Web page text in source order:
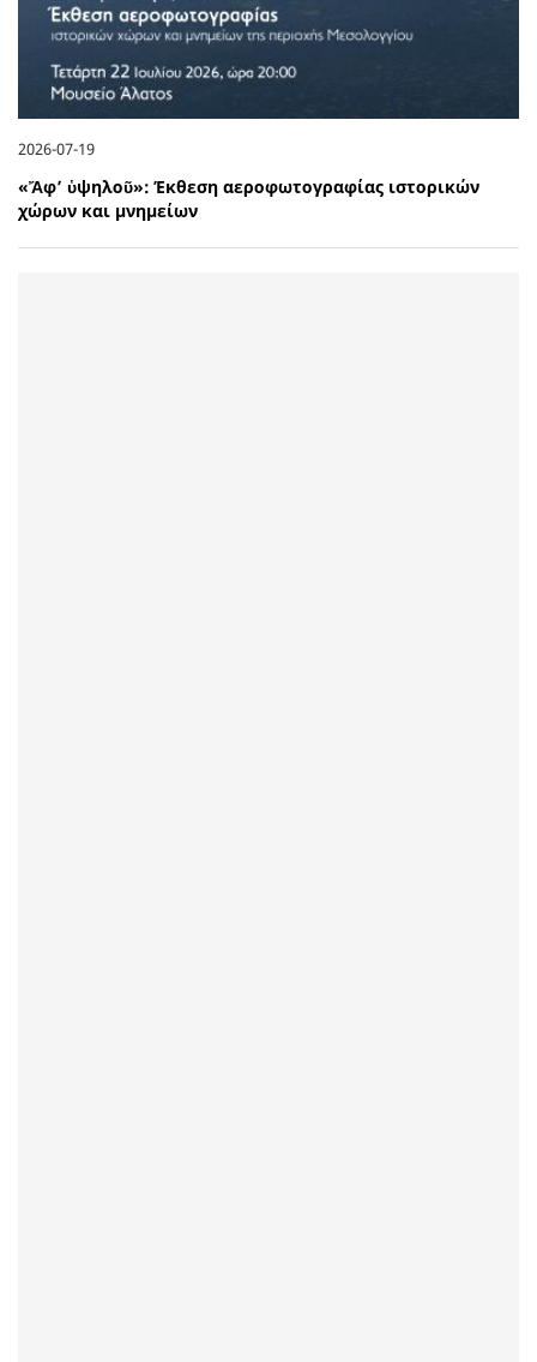
2026-07-19
«Ἄφ’ ὑψηλοῦ»: Έκθεση αεροφωτογραφίας ιστορικών
χώρων και μνημείων